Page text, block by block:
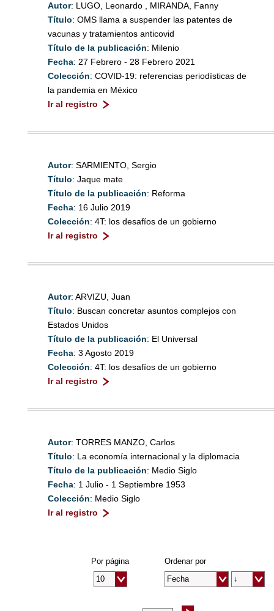
Autor: LUGO, Leonardo , MIRANDA, Fanny
Título: OMS llama a suspender las patentes de
vacunas y tratamientos anticovid
Título de la publicación: Milenio
Fecha: 27 Febrero - 28 Febrero 2021
Colección: COVID-19: referencias periodísticas de
la pandemia en México
Ir al registro
Autor: SARMIENTO, Sergio
Título: Jaque mate
Título de la publicación: Reforma
Fecha: 16 Julio 2019
Colección: 4T: los desafíos de un gobierno
Ir al registro
Autor: ARVIZU, Juan
Título: Buscan concretar asuntos complejos con
Estados Unidos
Título de la publicación: El Universal
Fecha: 3 Agosto 2019
Colección: 4T: los desafíos de un gobierno
Ir al registro
Autor: TORRES MANZO, Carlos
Título: La economía internacional y la diplomacia
Título de la publicación: Medio Siglo
Fecha: 1 Julio - 1 Septiembre 1953
Colección: Medio Siglo
Ir al registro
Ordenar por
Por página